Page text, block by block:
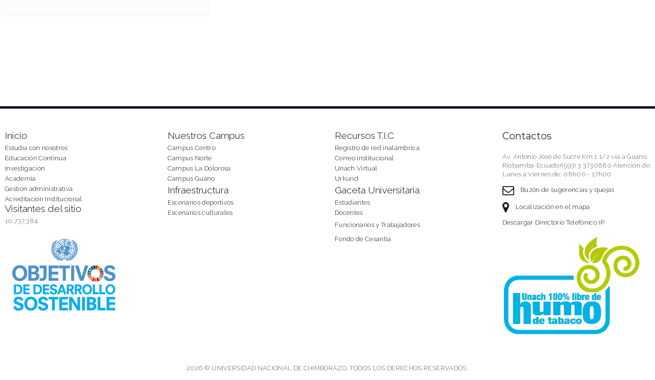
Inicio
Estudia con nosotros
Educación Continua
Investigación
Academia
Gestión administrativa
Acreditación Institucional
Visitantes del sitio
10,737,384
Nuestros Campus
Campus Centro
Campus Norte
Campus La Dolorosa
Campus Guano
Infraestructura
Escenarios deportivos
Escenarios culturales
Recursos T.I.C
Registro de red inalámbrica
Correo institucional
Unach Virtual
Urkund
Gaceta Universitaria
Estudiantes
Docentes
Funcionarios y Trabajadores
Fondo de Cesantía
Contactos
Av. Antonio José de Sucre Km 1 1/2 vía a Guano
Riobamba-Ecuador(593) 3 3730880 Atención de:
Lunes a Viernes de: 08h00 - 17h00
Buzón de sugerencias y quejas
Localización en el mapa
Descargar Directorio Telefónico IP
2026 © UNIVERSIDAD NACIONAL DE CHIMBORAZO. TODOS LOS DERECHOS RESERVADOS.